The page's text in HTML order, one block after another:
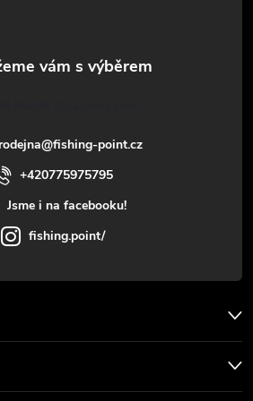
@fishing-point.cz
+420775975795
Jsme i na facebooku!
fishing.point/